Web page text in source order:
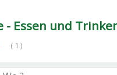
- Essen und
( 1 )